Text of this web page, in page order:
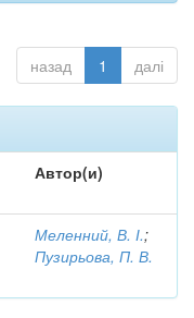
назад 1 далі
Автор(и)
Меленний, В. І.;
Пузирьова, П. В.